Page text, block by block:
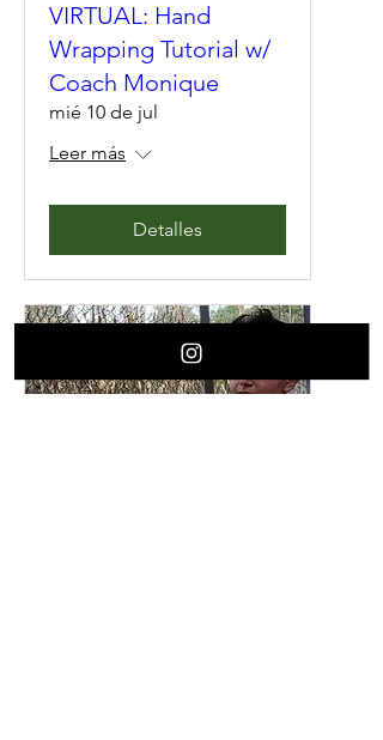
VIRTUAL: Hand
Wrapping Tutorial w/
Coach Monique
mié 10 de jul
Leer más
Detalles